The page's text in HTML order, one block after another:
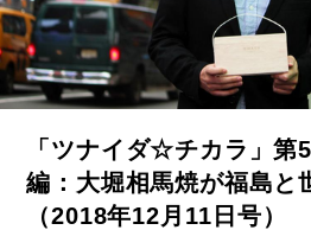
「ツナイダ☆チカラ」第
編：大堀相馬焼が福島と
（2018年12月11日号）